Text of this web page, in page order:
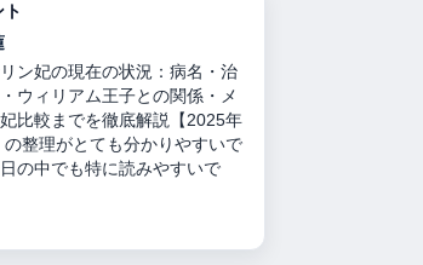
ン妃の現在の状況：病名・治
ウィリアム王子との関係・メ
比較までを徹底解説【2025年
の整理がとても分かりやすいで
の中でも特に読みやすいで